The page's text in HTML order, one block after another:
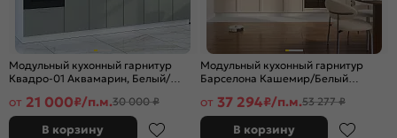
Модульный кухонный гарнитур
Квадро-01 Аквамарин, Белый/
от 21 000₽/п.м.30 000 ₽
В корзину
Модульный кухонный гарнитур
Барселона Кашемир/Белый
от 37 294₽/п.м.53 277 ₽
В корзину